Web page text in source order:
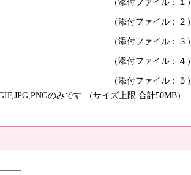
（添付ファイル：１）
（添付ファイル：２）
（添付ファイル：３）
（添付ファイル：４）
（添付ファイル：５）
のみです （サイズ上限 合計50MB）